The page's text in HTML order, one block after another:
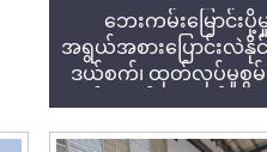
ဘေးကမ်းမြောင်း
အရွယ်အစားပြောင်းလဲနို
ဒယ်စက်၊ ထုတ်လုပ်မှုစွမ်း
ရရှိနိုင်ပါသည်